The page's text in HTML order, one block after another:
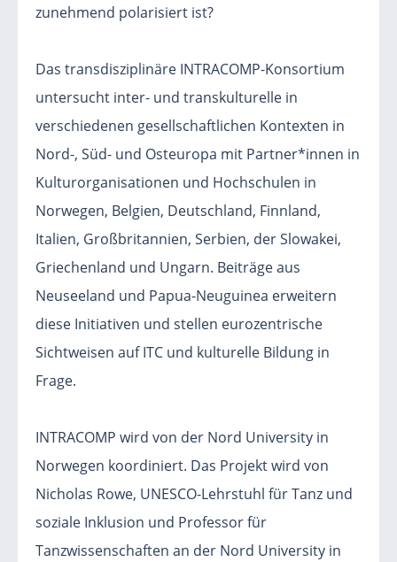
zunehmend polarisiert ist?
Das transdisziplinäre INTRACOMP-Konsortium
untersucht inter- und transkulturelle in
verschiedenen gesellschaftlichen Kontexten in
Nord-, Süd- und Osteuropa mit Partner*innen in
Kulturorganisationen und Hochschulen in
Norwegen, Belgien, Deutschland, Finnland,
Italien, Großbritannien, Serbien, der Slowakei,
Griechenland und Ungarn. Beiträge aus
Neuseeland und Papua-Neuguinea erweitern
diese Initiativen und stellen eurozentrische
Sichtweisen auf ITC und kulturelle Bildung in
Frage.
INTRACOMP wird von der Nord University in
Norwegen koordiniert. Das Projekt wird von
Nicholas Rowe, UNESCO-Lehrstuhl für Tanz und
soziale Inklusion und Professor für
Tanzwissenschaften an der Nord University in